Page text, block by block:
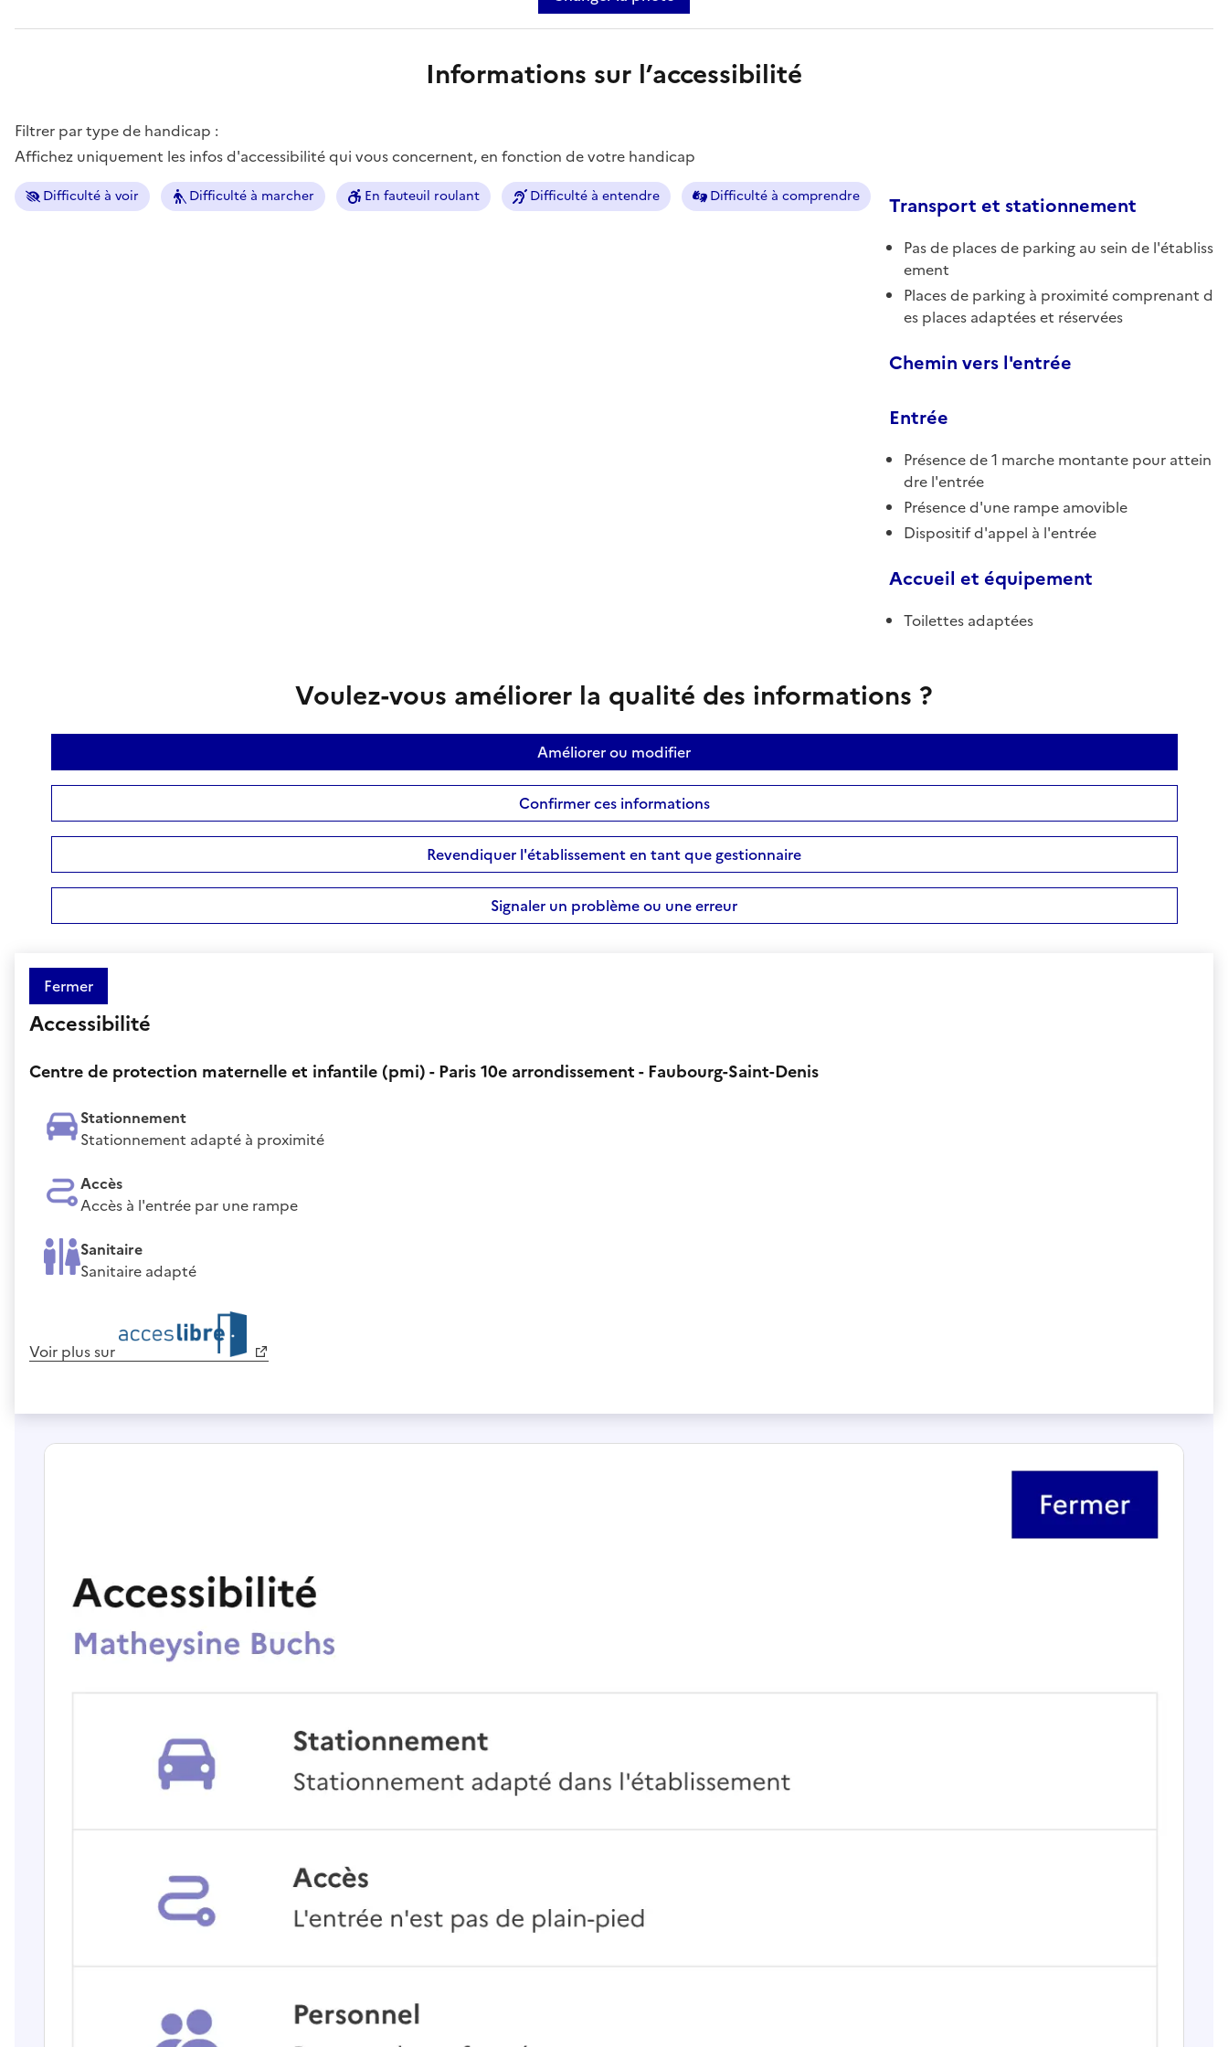
Informations sur l’accessibilité
Filtrer par type de handicap :
Affichez uniquement les infos d'accessibilité qui vous concernent, en fonction de votre handicap
Difficulté à voir Difficulté à marcher En fauteuil roulant Difficulté à entendre Difficulté à comprendre Transport et stationnement
Pas de places de parking au sein de l'établiss
ement
Places de parking à proximité comprenant d
es places adaptées et réservées
Chemin vers l'entrée
Entrée
Présence de 1 marche montante pour attein
dre l'entrée
Présence d'une rampe amovible
Dispositif d'appel à l'entrée
Accueil et équipement
Toilettes adaptées
Voulez-vous améliorer la qualité des informations ?
Améliorer ou modifier
Confirmer ces informations
Revendiquer l'établissement en tant que gestionnaire
Signaler un problème ou une erreur
Fermer
Accessibilité
Centre de protection maternelle et infantile (pmi) - Paris 10e arrondissement - Faubourg-Saint-Denis
Stationnement
Stationnement adapté à proximité
Accès
Accès à l'entrée par une rampe
Sanitaire
Sanitaire adapté
Voir plus sur